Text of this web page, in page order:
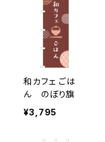
和カフェ ごは
ん のぼり旗
¥3,795